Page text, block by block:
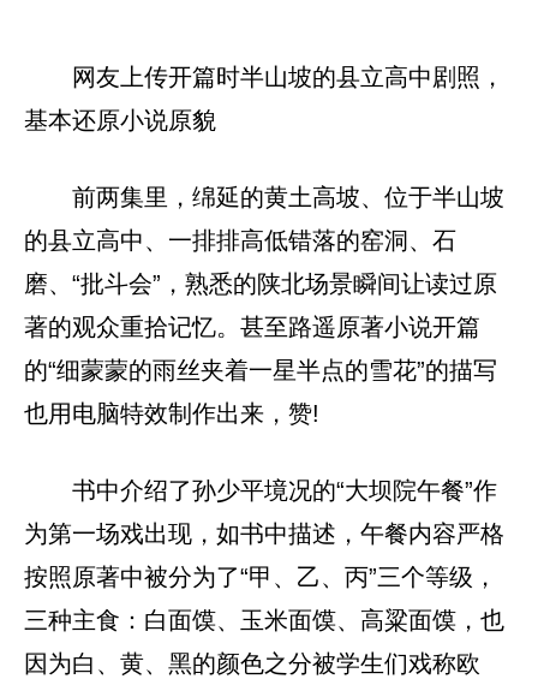
网友上传开篇时半山坡的县立高中剧照，
基本还原小说原貌
前两集里，绵延的黄土高坡、位于半山坡
的县立高中、一排排高低错落的窑洞、石
磨、“批斗会”，熟悉的陕北场景瞬间让读过原
著的观众重拾记忆。甚至路遥原著小说开篇
的“细蒙蒙的雨丝夹着一星半点的雪花”的描写
也用电脑特效制作出来，赞!
书中介绍了孙少平境况的“大坝院午餐”作
为第一场戏出现，如书中描述，午餐内容严格
按照原著中被分为了“甲、乙、丙”三个等级，
三种主食：白面馍、玉米面馍、高粱面馍，也
因为白、黄、黑的颜色之分被学生们戏称欧